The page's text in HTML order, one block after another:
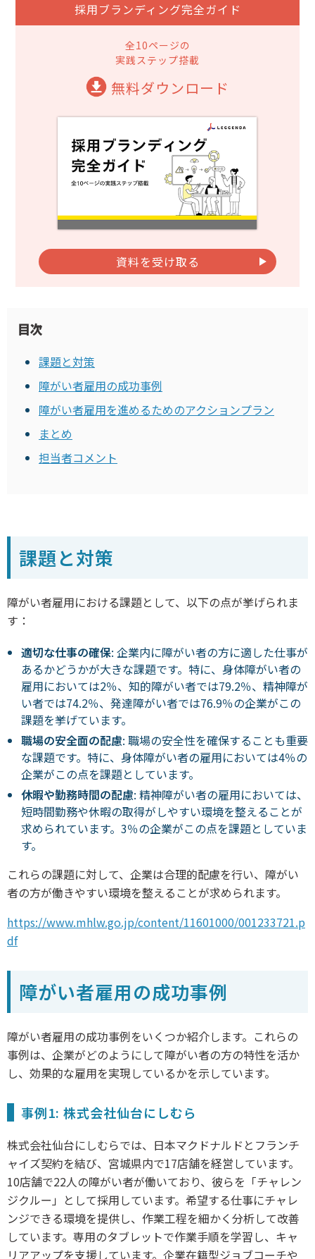
採用ブランディング完全ガイド
全10ページの
実践ステップ搭載
無料ダウンロード
資料を受け取る
目次
課題と対策
障がい者雇用の成功事例
障がい者雇用を進めるためのアクションプラン
まとめ
担当者コメント
課題と対策
障がい者雇用における課題として、以下の点が挙げられま
す：
適切な仕事の確保: 企業内に障がい者の方に適した仕事が
あるかどうかが大きな課題です。特に、身体障がい者の
雇用においては2％、知的障がい者では79.2％、精神障が
い者では74.2％、発達障がい者では76.9％の企業がこの
課題を挙げています。
職場の安全面の配慮: 職場の安全性を確保することも重要
な課題です。特に、身体障がい者の雇用においては4％の
企業がこの点を課題としています。
休暇や勤務時間の配慮: 精神障がい者の雇用においては、
短時間勤務や休暇の取得がしやすい環境を整えることが
求められています。3％の企業がこの点を課題としていま
す。
これらの課題に対して、企業は合理的配慮を行い、障がい
者の方が働きやすい環境を整えることが求められます。
https://www.mhlw.go.jp/content/11601000/001233721.p
df
障がい者雇用の成功事例
障がい者雇用の成功事例をいくつか紹介します。これらの
事例は、企業がどのようにして障がい者の方の特性を活か
し、効果的な雇用を実現しているかを示しています。
事例1: 株式会社仙台にしむら
株式会社仙台にしむらでは、日本マクドナルドとフランチ
ャイズ契約を結び、宮城県内で17店舗を経営しています。
10店舗で22人の障がい者が働いており、彼らを「チャレン
ジクルー」として採用しています。希望する仕事にチャレ
ンジできる環境を提供し、作業工程を細かく分析して改善
しています。専用のタブレットで作業手順を学習し、キャ
リアアップを支援しています。企業在籍型ジョブコーチや